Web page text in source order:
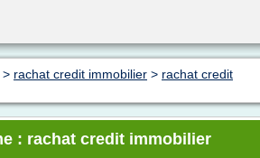
> rachat credit immobilier > rachat credit
: rachat credit immobilier